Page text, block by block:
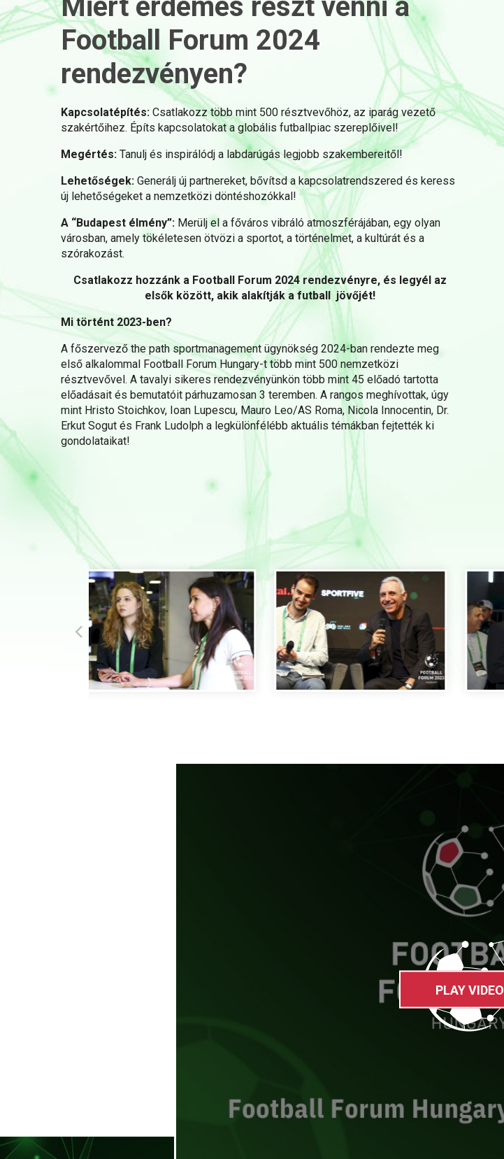
Miért érdemes részt venni a
Football Forum 2024
rendezvényen?
Kapcsolatépítés: Csatlakozz több mint 500 résztvevőhöz, az iparág vezető
szakértőihez. Építs kapcsolatokat a globális futballpiac szereplőivel!
Megértés: Tanulj és inspirálódj a labdarúgás legjobb szakembereitől!
Lehetőségek: Generálj új partnereket, bővítsd a kapcsolatrendszered és keress
új lehetőségeket a nemzetközi döntéshozókkal!
A “Budapest élmény”: Merülj el a főváros vibráló atmoszférájában, egy olyan
városban, amely tökéletesen ötvözi a sportot, a történelmet, a kultúrát és a
szórakozást.
Csatlakozz hozzánk a Football Forum 2024 rendezvényre, és legyél az
elsők között, akik alakítják a futball jövőjét!
Mi történt 2023-ben?
A főszervező the path sportmanagement ügynökség 2024-ban rendezte meg
első alkalommal Football Forum Hungary-t több mint 500 nemzetközi
résztvevővel. A tavalyi sikeres rendezvényünkön több mint 45 előadó tartotta
előadásait és bemutatóit párhuzamosan 3 teremben. A rangos meghívottak, úgy
mint Hristo Stoichkov, Ioan Lupescu, Mauro Leo/AS Roma, Nicola Innocentin, Dr.
Erkut Sogut és Frank Ludolph a legkülönfélébb aktuális témákban fejtették ki
gondolataikat!
PLAY VIDEO